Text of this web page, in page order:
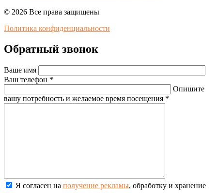
© 2026 Все права защищены
Политика конфиденциальности
Обратный звонок
Ваше имя
Ваш телефон *
Опишите
вашу потребность и желаемое время посещения *
Я согласен на получение рекламы, обработку и хранение